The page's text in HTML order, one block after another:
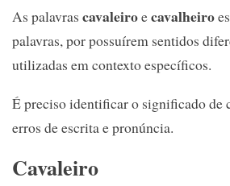
As palavras cavaleiroecavalheiro
palavras, por possuírem sentidos
utilizadas em contexto específicos.
É preciso identificar o significado de
erros de escrita e pronúncia.
Cavaleiro